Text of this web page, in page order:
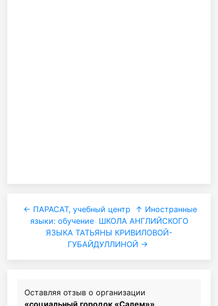
← ПАРАСАТ, учебный центр
↑ Иностранные
языки: обучение ШКОЛА АНГЛИЙСКОГО
ЯЗЫКА ТАТЬЯНЫ КРИВИЛОВОЙ-
ГУБАЙДУЛЛИНОЙ →
Оставляя отзыв о организации
«социальный городок «Салем»»